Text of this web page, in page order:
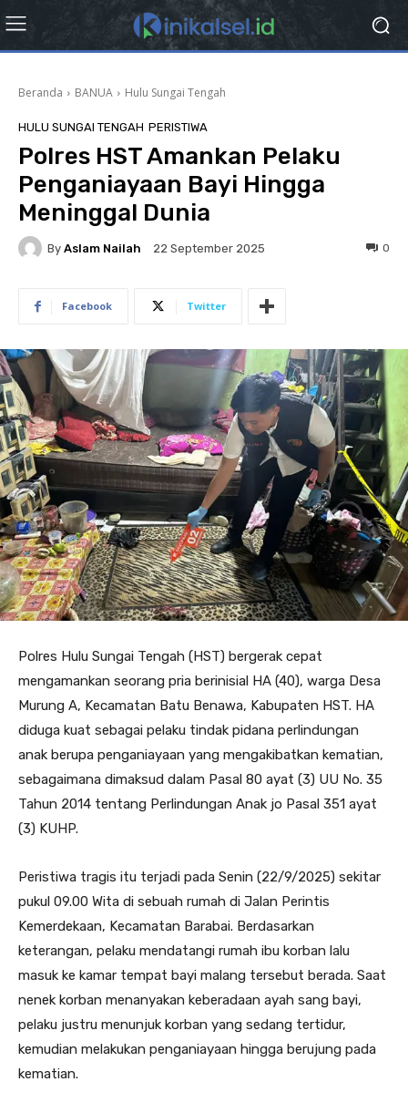
Beranda BANUA Hulu Sungai Tengah
HULU SUNGAI TENGAH PERISTIWA
Polres HST Amankan Pelaku
Penganiayaan Bayi Hingga
Meninggal Dunia
By Aslam Nailah 22 September 2025 0
Facebook Twitter
Polres Hulu Sungai Tengah (HST) bergerak cepat
mengamankan seorang pria berinisial HA (40), warga Desa
Murung A, Kecamatan Batu Benawa, Kabupaten HST. HA
diduga kuat sebagai pelaku tindak pidana perlindungan
anak berupa penganiayaan yang mengakibatkan kematian,
sebagaimana dimaksud dalam Pasal 80 ayat (3) UU No. 35
Tahun 2014 tentang Perlindungan Anak jo Pasal 351 ayat
(3) KUHP.
Peristiwa tragis itu terjadi pada Senin (22/9/2025) sekitar
pukul 09.00 Wita di sebuah rumah di Jalan Perintis
Kemerdekaan, Kecamatan Barabai. Berdasarkan
keterangan, pelaku mendatangi rumah ibu korban lalu
masuk ke kamar tempat bayi malang tersebut berada. Saat
nenek korban menanyakan keberadaan ayah sang bayi,
pelaku justru menunjuk korban yang sedang tertidur,
kemudian melakukan penganiayaan hingga berujung pada
kematian.